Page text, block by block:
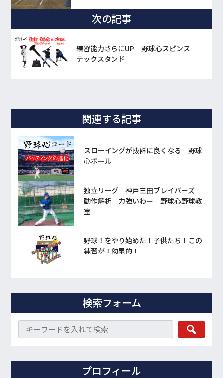
次の記事
練習能力さらにUP 野球心スピンス
テックスタンド
関連する記事
スローイングが抜群に良くなる 野球
心ボール
独立リーグ 神戸三田ブレイバーズ
動作解析 力強いわー 野球心野球教
室
野球！をやり始めた！子供たち！この
練習が！効果的！
検索フォーム
プロフィール